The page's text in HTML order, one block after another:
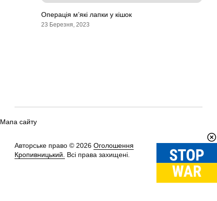
Операція м’які лапки у кішок
23 Березня, 2023
Мапа сайту
Авторське право © 2026 Оголошення
Кропивницький.
Всі права захищені.
Вгору↑